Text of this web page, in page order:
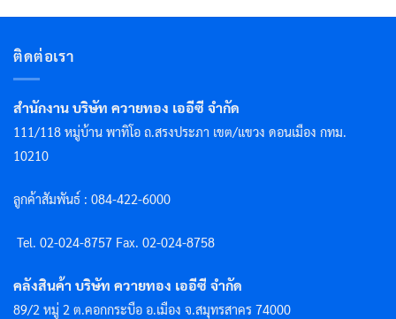
ติดต่อเรา
สำนักงาน บริษัท ควายทอง เออีซี จำกัด
111/118 หมู่บ้าน พาทิโอ ถ.สรงประภา เขต/แขวง ดอนเมือง กทม.
10210
ลูกค้าสัมพันธ์ : 084-422-6000
Tel. 02-024-8757 Fax. 02-024-8758
คลังสินค้า บริษัท ควายทอง เออีซี จำกัด
89/2 หมู่ 2 ต.คอกกระบือ อ.เมือง จ.สมุทรสาคร 74000